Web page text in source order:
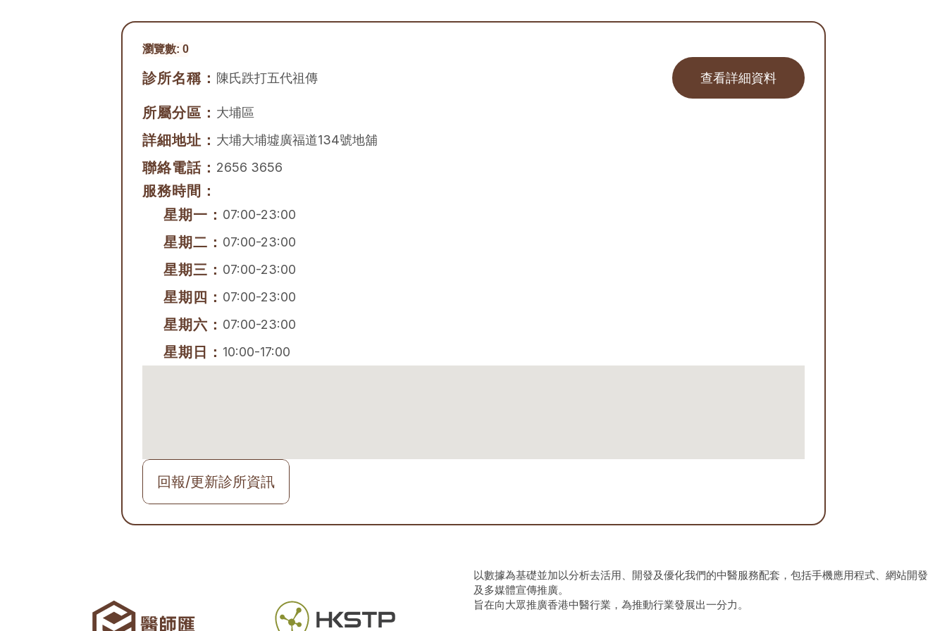
瀏覽數: 0
診所名稱： 陳氏跌打五代祖傳 查看詳細資料
所屬分區： 大埔區
詳細地址： 大埔大埔墟廣福道134號地舖
聯絡電話： 2656 3656
服務時間：
星期一： 07:00-23:00
星期二： 07:00-23:00
星期三： 07:00-23:00
星期四： 07:00-23:00
星期六： 07:00-23:00
星期日： 10:00-17:00
回報/更新診所資訊
以數據為基礎並加以分析去活用、開發及優化我們的中醫服務配套，包括手機應用程式、網站開發
及多媒體宣傳推廣。
旨在向大眾推廣香港中醫行業，為推動行業發展出一分力。